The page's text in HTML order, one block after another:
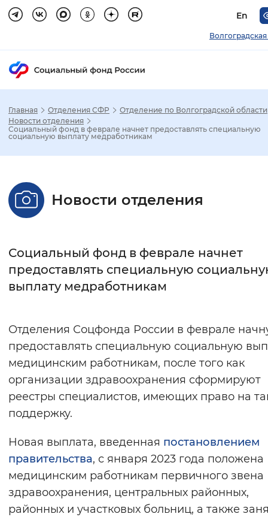
En
Стандартный Увеличенный
Без засечек С засечками
Интервал между буквами
Цвет сайта
Монохромный Инверсивный
Синий фон
Включены Выключены
Звуковой ассистент
Воспроизвести Остановить
Главная Отделения СФР
Отделение по Волгоградской области
Новости отделения
Социальный фонд в феврале начнет предоставлять специальную
социальную выплату медработникам
Новости отделения
Социальный фонд в феврале начнет
предоставлять специальную
выплату медработникам
Отделения Соцфонда России в феврале
предоставлять специальную социальную
медицинским работникам, после того как
организации здравоохранения сформируют
реестры специалистов, имеющих право на
поддержку.
Новая выплата, введенная постановлением
правительства, с января 2023 года положена
медицинским работникам первичного звена
здравоохранения, центральных районных,
районных и участковых больниц, а также